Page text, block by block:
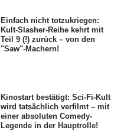
Einfach nicht totzukriegen:
Kult-Slasher-Reihe kehrt mit
Teil 9 (!) zurück – von den
"Saw"-Machern!
Kinostart bestätigt: Sci-Fi-Kult
wird tatsächlich verfilmt – mit
einer absoluten Comedy-
Legende in der Hauptrolle!